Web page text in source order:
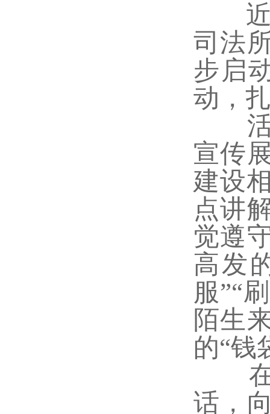
近
司法
步启
动，
活
宣传
建设
点讲
觉遵
高发
服”“
陌生
的“钱
在
话，